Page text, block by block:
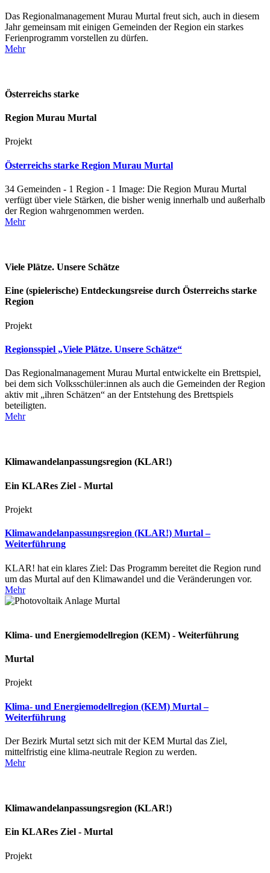
Das Regionalmanagement Murau Murtal freut sich, auch in diesem
Jahr gemeinsam mit einigen Gemeinden der Region ein starkes
Ferienprogramm vorstellen zu dürfen.
Mehr
Österreichs starke
Region Murau Murtal
Projekt
Österreichs starke Region Murau Murtal
34 Gemeinden - 1 Region - 1 Image: Die Region Murau Murtal
verfügt über viele Stärken, die bisher wenig innerhalb und außerhalb
der Region wahrgenommen werden.
Mehr
Viele Plätze. Unsere Schätze
Eine (spielerische) Entdeckungsreise durch Österreichs starke
Region
Projekt
Regionsspiel „Viele Plätze. Unsere Schätze“
Das Regionalmanagement Murau Murtal entwickelte ein Brettspiel,
bei dem sich Volksschüler:innen als auch die Gemeinden der Region
aktiv mit „ihren Schätzen“ an der Entstehung des Brettspiels
beteiligten.
Mehr
Klimawandelanpassungsregion (KLAR!)
Ein KLARes Ziel - Murtal
Projekt
Klimawandelanpassungsregion (KLAR!) Murtal –
Weiterführung
KLAR! hat ein klares Ziel: Das Programm bereitet die Region rund
um das Murtal auf den Klimawandel und die Veränderungen vor.
Mehr
Klima- und Energiemodellregion (KEM) - Weiterführung
Murtal
Projekt
Klima- und Energiemodellregion (KEM) Murtal –
Weiterführung
Der Bezirk Murtal setzt sich mit der KEM Murtal das Ziel,
mittelfristig eine klima-neutrale Region zu werden.
Mehr
Klimawandelanpassungsregion (KLAR!)
Ein KLARes Ziel - Murtal
Projekt